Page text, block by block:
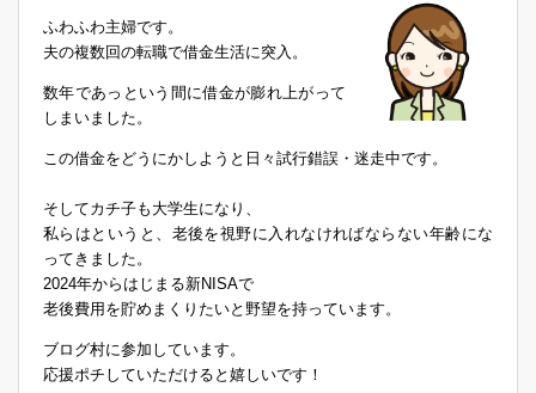
ふわふわ主婦です。
夫の複数回の転職で借金生活に突入。
数年であっという間に借金が膨れ上がって
しまいました。
この借金をどうにかしようと日々試行錯誤・迷走中です。
そしてカチ子も大学生になり、
私らはというと、老後を視野に入れなければならない年齢にな
ってきました。
2024年からはじまる新NISAで
老後費用を貯めまくりたいと野望を持っています。
ブログ村に参加しています。
応援ポチしていただけると嬉しいです！